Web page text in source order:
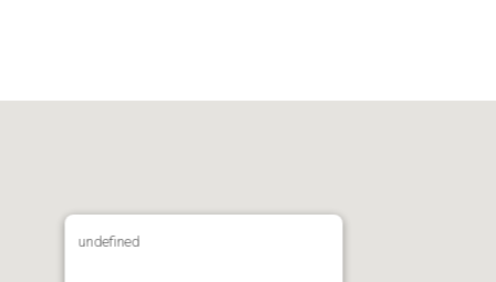
undefined